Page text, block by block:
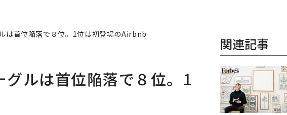
は首位陥落で８位。1位は初登場のAirbnb
ルは首位陥落で８位。1
関連記事